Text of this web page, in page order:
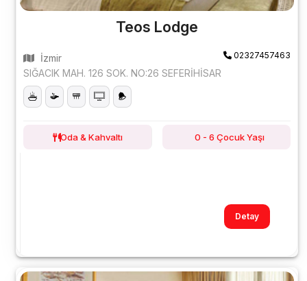
Teos Lodge
İzmir 02327457463
SIĞACIK MAH. 126 SOK. NO:26 SEFERİHİSAR
Oda & Kahvaltı 0 - 6 Çocuk Yaşı
Detay